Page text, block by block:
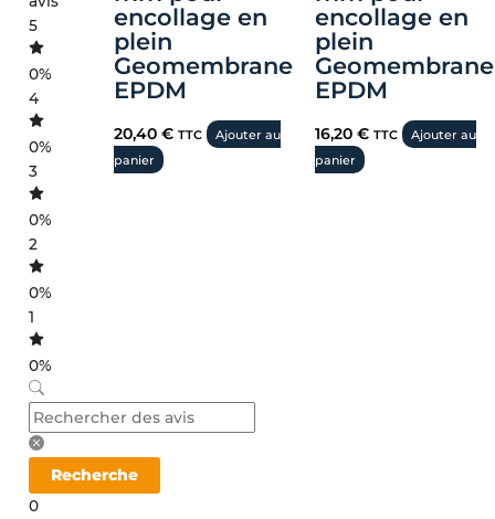
5
0%
4
0%
3
0%
2
0%
1
0%
Recherche
0
encollage en
plein
Geomembrane
EPDM
20,40 € TTC
Ajouter au
panier
encollage en
plein
Geomembrane
EPDM
16,20 € TTC
Ajouter au
panier